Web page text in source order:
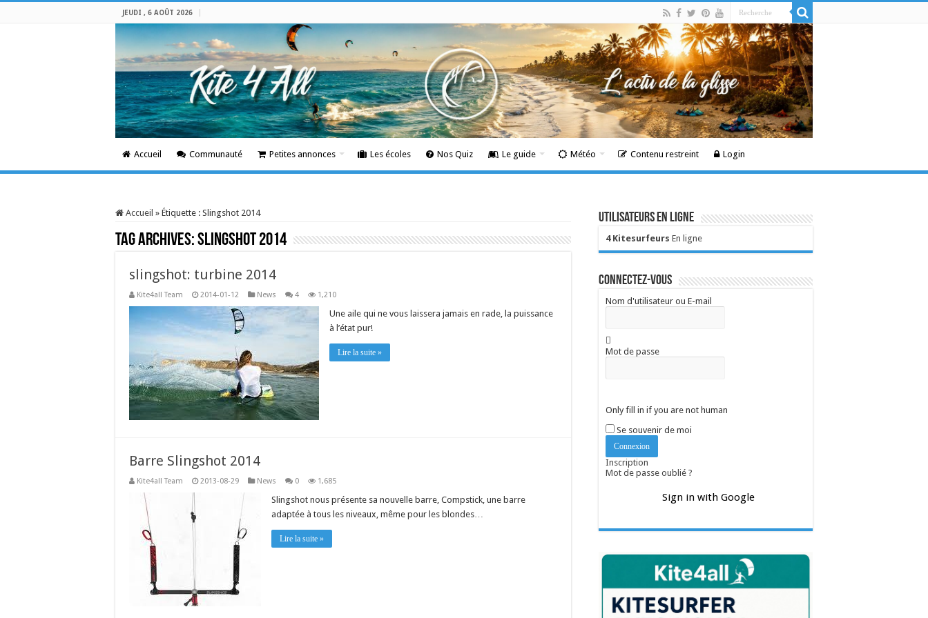
JEUDI , 6 AOÛT 2026
Accueil Communauté Petites annonces Les écoles Nos Quiz Le guide Météo Contenu restreint Login
Accueil » Étiquette : Slingshot 2014
Tag Archives:Slingshot 2014
slingshot: turbine 2014
Kite4all Team 2014-01-12 News 4 1,210
Une aile qui ne vous laissera jamais en rade, la puissance
à l’état pur!
Lire la suite »
Barre Slingshot 2014
Kite4all Team 2013-08-29 News 0 1,685
Slingshot nous présente sa nouvelle barre, Compstick, une barre
adaptée à tous les niveaux, même pour les blondes…
Lire la suite »
Utilisateurs en ligne
4 Kitesurfeurs En ligne
Connectez-vous
Nom d'utilisateur ou E-mail
Mot de passe
Only fill in if you are not human
Se souvenir de moi
Inscription
Mot de passe oublié ?
Sign in with Google